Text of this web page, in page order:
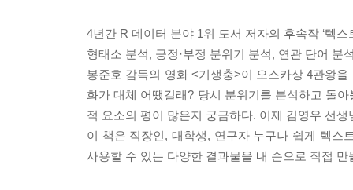
4년간 R 데이터 분야 1위 도서 저자의 후속작 ‘텍스
형태소 분석, 긍정·부정 분위기 분석, 연관 단어 분
봉준호 감독의 영화 <기생충>이 오스카상 4관왕
화가 대체 어땠길래? 당시 분위기를 분석하고 돌
적 요소의 평이 많은지 궁금하다. 이제 김영우 선
이 책은 직장인, 대학생, 연구자 누구나 쉽게 텍스
사용할 수 있는 다양한 결과물을 내 손으로 직접 만